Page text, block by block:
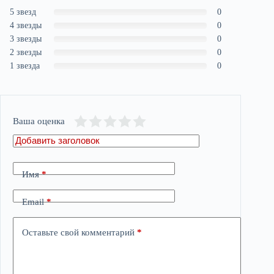
5 звезд
0
4 звезды
0
3 звезды
0
2 звезды
0
1 звезда
0
Ваша оценка
Имя*
Email*
Оставьте свой комментарий *